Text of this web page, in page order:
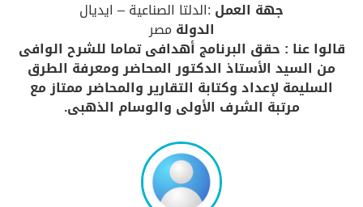
جهة العمل :الدلتا الصناعية – ايديال
الدولة مصر
قالوا عنا : حقق البرنامج أهدافى تماما للشرح الوافى
من السيد الأستاذ الدكتور المحاضر ومعرفة الطرق
السليمة لإعداد وكتابة التقارير والمحاضر ممتاز مع
مرتبة الشرف الأولى والوسام الذهبى.